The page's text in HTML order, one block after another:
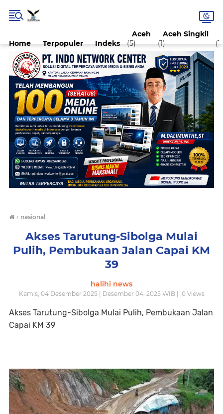
Home Terpopuler Indeks
Aceh
(5)
Aceh Singkil
(1)
(1)
› nasional
Akses Tarutung-Sibolga Mulai
Pulih, Pembukaan Jalan Capai KM
39
halihi news
Kamis, 04 Desember 2025 | Desember 04, 2025 WIB | 0Views
Akses Tarutung-Sibolga Mulai Pulih, Pembukaan Jalan
Capai KM 39